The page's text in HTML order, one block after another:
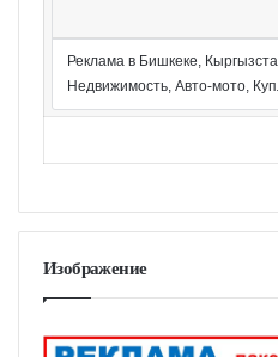
Реклама в Бишкеке,
Недвижимость, Авто-мото,
Изображение